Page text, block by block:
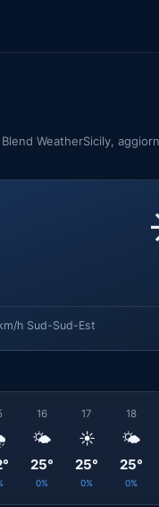
WeatherSicily,
h Sud-Sud-Est
16
🌤️
25°
0%
17
☀️
25°
0%
18
🌤️
25°
0%